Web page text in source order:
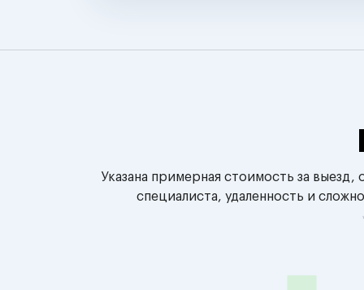
Указана примерная стоимость за
специалиста, удаленность и